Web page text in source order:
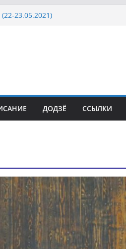
23.05.2021)
ДОДЗЁ ССЫЛКИ